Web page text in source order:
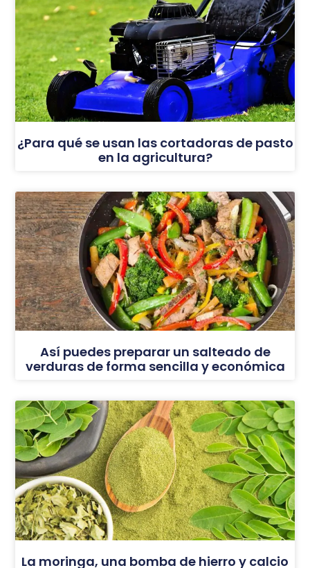
¿Para qué se usan las cortadoras de pasto
en la agricultura?
Así puedes preparar un salteado de
verduras de forma sencilla y económica
La moringa, una bomba de hierro y calcio